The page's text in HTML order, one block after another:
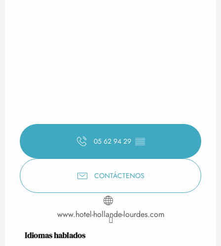
05 62 94 29 ▒▒
CONTÁCTENOS
www.hotel-hollande-lourdes.com
Idiomas hablados
Idiomas hablados